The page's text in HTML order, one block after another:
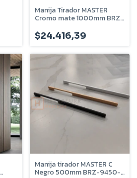
Manija Tirador MASTER
Cromo mate 1000mm BRZ-
$24.416,39
Manija tirador MASTER C
Negro 500mm BRZ-9450-